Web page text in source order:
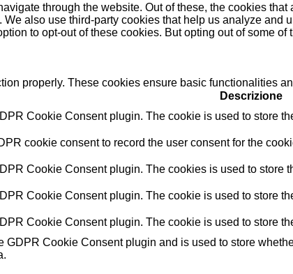
through the website. Out of these, the cookies
also use third-party cookies that help us analyze
to opt-out of these cookies. But opting out of some
properly. These cookies ensure basic functionalities
Descrizione
Cookie Consent plugin. The cookie is used to store
cookie consent to record the user consent for the
Cookie Consent plugin. The cookies is used to store
Cookie Consent plugin. The cookie is used to store
Cookie Consent plugin. The cookie is used to store
GDPR Cookie Consent plugin and is used to store